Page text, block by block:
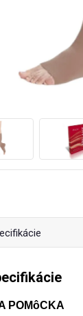
POMôCKA